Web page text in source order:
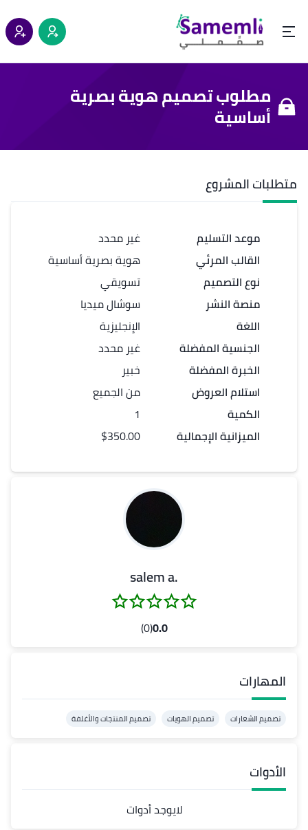
مطلوب تصميم هوية بصرية
أساسية
متطلبات المشروع
موعد التسليم
القالب المرئي
نوع التصميم
منصة النشر
اللغة
الجنسية المفضلة
الخبرة المفضلة
استلام العروض
الكمية
الميزانية الإجمالية
غير محدد
هوية بصرية أساسية
تسويقي
سوشال ميديا
الإنجليزية
غير محدد
خبير
من الجميع
1
$350.00
.salem a
0.0
(0)
المهارات
تصميم الشعارات تصميم الهويات تصميم المنتجات والأغلفة
الأدوات
لايوجد أدوات